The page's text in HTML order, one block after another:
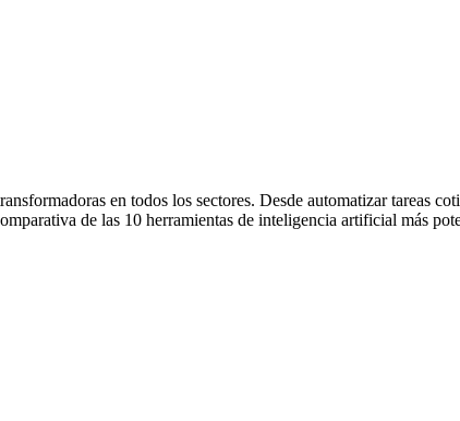
en todos los sectores. Desde automatizar tareas
de las 10 herramientas de inteligencia artificial más